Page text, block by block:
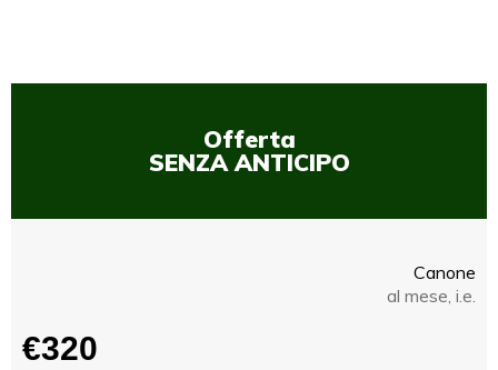
Offerta
SENZA ANTICIPO
Canone
al mese, i.e.
€320